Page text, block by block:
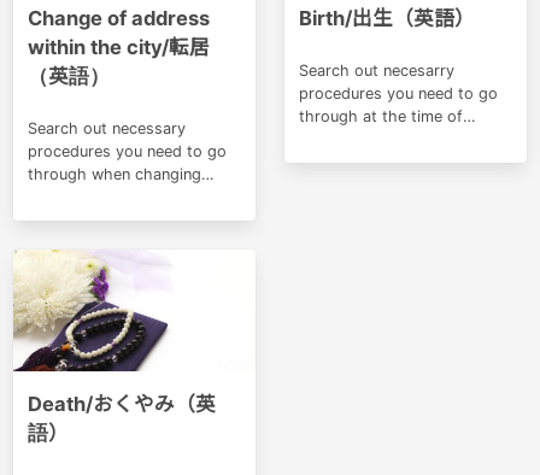
Change of address
within the city/転居
（英語）
Search out necessary
procedures you need to go
through when changing
municipality.
Birth/出生（英語）
Search out necesarry
procedures you need to go
through at the time of
Death/おくやみ（英
語）